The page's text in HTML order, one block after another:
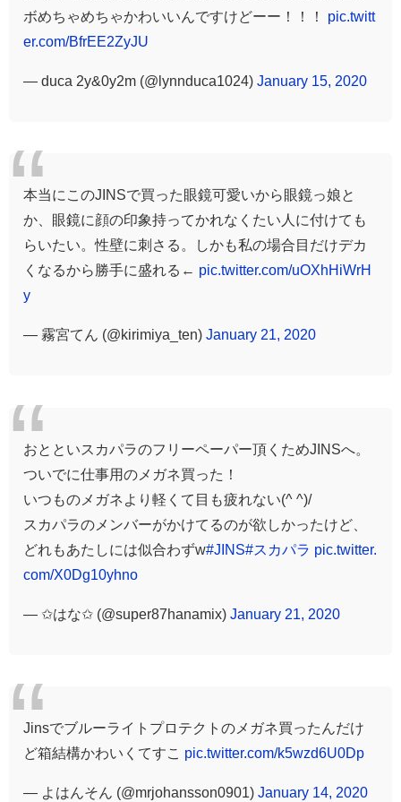
ボめちゃめちゃかわいいんですけどーー！！！ pic.twitt
er.com/BfrEE2ZyJU
— duca 2y&0y2m (@lynnduca1024) January 15, 2020
本当にこのJINSで買った眼鏡可愛いから眼鏡っ娘と
か、眼鏡に顔の印象持ってかれなくたい人に付けても
らいたい。性壁に刺さる。しかも私の場合目だけデカ
くなるから勝手に盛れる← pic.twitter.com/uOXhHiWrH
y
— 霧宮てん (@kirimiya_ten) January 21, 2020
おとといスカパラのフリーペーパー頂くためJINSへ。
ついでに仕事用のメガネ買った！
いつものメガネより軽くて目も疲れない(^ ^)/
スカパラのメンバーがかけてるのが欲しかったけど、
どれもあたしには似合わずw#JINS#スカパラ pic.twitter.
com/X0Dg10yhno
— ✩はな✩ (@super87hanamix) January 21, 2020
Jinsでブルーライトプロテクトのメガネ買ったんだけ
ど箱結構かわいくてすこ pic.twitter.com/k5wzd6U0Dp
— よはんそん (@mrjohansson0901) January 14, 2020